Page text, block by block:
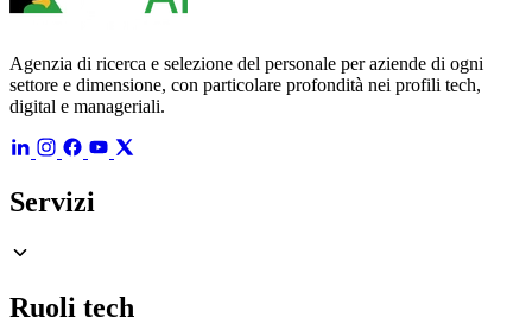
Agenzia di ricerca e selezione del personale per aziende di ogni
settore e dimensione, con particolare profondità nei profili tech,
digital e manageriali.
Servizi
Ruoli tech